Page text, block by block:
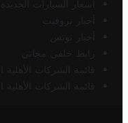
أسعار السيارات
أخبار تروفيت
أخبار تونس
رابط خلفي مجاني
قائمة الشركات الأهلية
قائمة الشركات الأهلية